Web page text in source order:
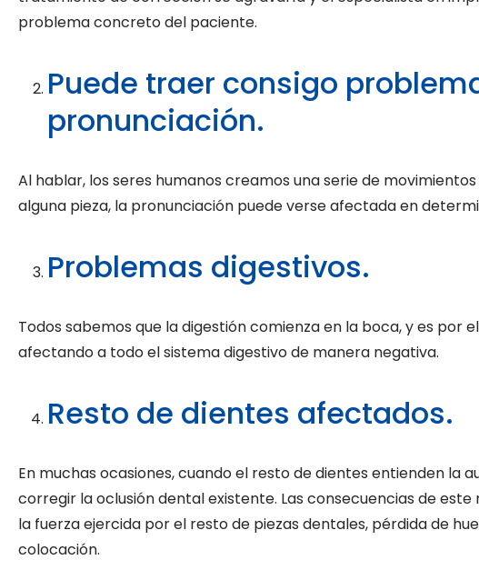
problema concreto del paciente.
Puede traer consigo
pronunciación.
Al hablar, los seres humanos creamos una serie de
alguna pieza, la pronunciación puede verse afectada en
Problemas digestivos.
Todos sabemos que la digestión comienza en la boca, y es
afectando a todo el sistema digestivo de manera negativa.
Resto de dientes afectados.
En muchas ocasiones, cuando el resto de dientes entienden la
corregir la oclusión dental existente. Las consecuencias de
la fuerza ejercida por el resto de piezas dentales, pérdida de
colocación.